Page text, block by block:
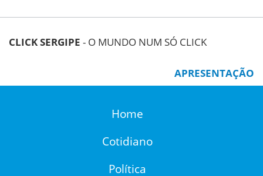
CLICK SERGIPE - O MUNDO NUM SÓ CLICK
APRESENTAÇÃO
Home
Cotidiano
Política